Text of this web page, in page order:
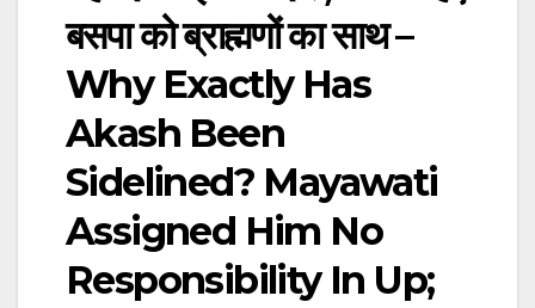
बसपा को ब्राह्मणों का साथ –
Why Exactly Has
Akash Been
Sidelined? Mayawati
Assigned Him No
Responsibility In Up;